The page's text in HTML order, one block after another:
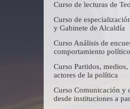
Curso de lecturas de
Curso de
y Gabinete de Alcaldía
Curso Análisis de
comportamiento político
Curso Partidos,
actores de la política
Curso Comunicación y
desde instituciones a